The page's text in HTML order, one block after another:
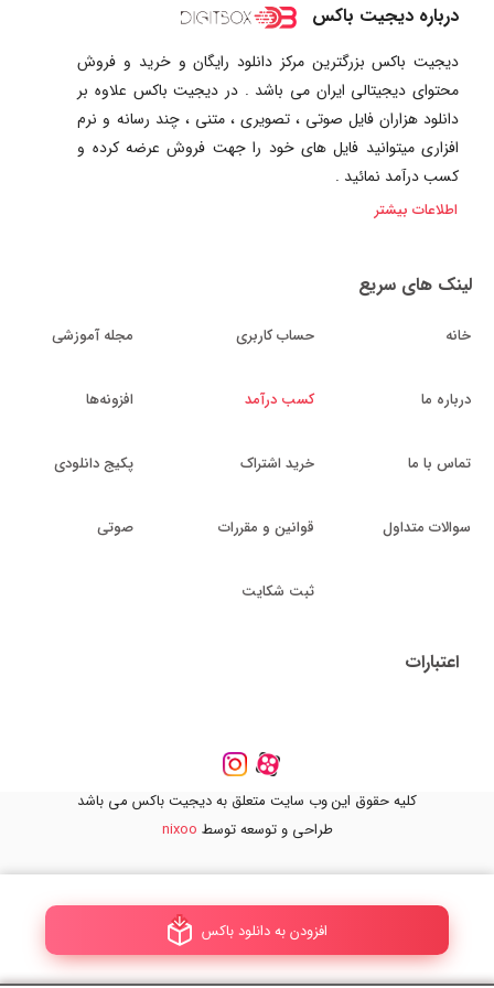
افزودن به دانلود باکس
درباره دیجیت باکس
دیجیت باکس بزرگترین مرکز دانلود رایگان و خرید و فروش
محتوای دیجیتالی ایران می باشد . در دیجیت باکس علاوه بر
دانلود هزاران فایل صوتی ، تصویری ، متنی ، چند رسانه و نرم
افزاری میتوانید فایل های خود را جهت فروش عرضه کرده و
کسب درآمد نمائید .
اطلاعات بیشتر
لینک های سریع
خانه
درباره ما
تماس با ما
سوالات متداول
حساب کاربری
کسب درآمد
خرید اشتراک
قوانین و مقررات
ثبت شکایت
مجله آموزشی
افزونه‌ها
پکیج دانلودی
صوتی
اعتبارات
کلیه حقوق این وب سایت متعلق به دیجیت باکس می باشد
طراحی و توسعه توسط nixoo